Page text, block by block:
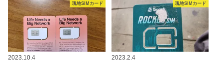
現地SIMカード
2023.10.4
現地SIMカード
2023.2.4